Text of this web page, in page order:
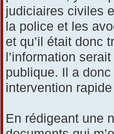
judiciaires civiles
la police et les
et qu’il était donc
l’information
publique. Il a
intervention
En rédigeant une